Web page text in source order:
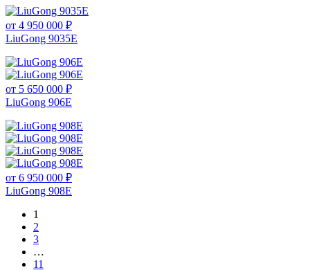
от 4 950 000 ₽
LiuGong 9035E
от 5 650 000 ₽
LiuGong 906E
от 6 950 000 ₽
LiuGong 908E
1
2
3
…
11